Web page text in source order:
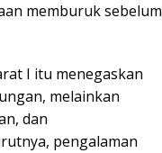
memburuk sebelum
I itu menegaskan
melainkan
dan
pengalaman